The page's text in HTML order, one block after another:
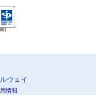
ウェイ
情報